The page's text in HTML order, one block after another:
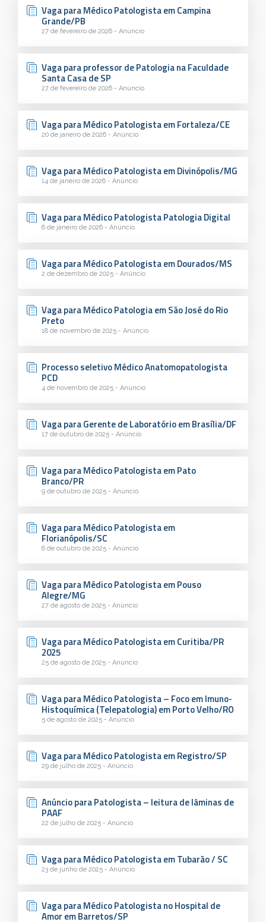
Vaga para Médico Patologista em Campina
Grande/PB
27 de fevereiro de 2026 - Anúncio
Vaga para professor de Patologia na Faculdade
Santa Casa de SP
27 de fevereiro de 2026 - Anúncio
Vaga para Médico Patologista em Fortaleza/CE
20 de janeiro de 2026 - Anúncio
Vaga para Médico Patologista em Divinópolis/MG
14 de janeiro de 2026 - Anúncio
Vaga para Médico Patologista Patologia Digital
6 de janeiro de 2026 - Anúncio
Vaga para Médico Patologista em Dourados/MS
2 de dezembro de 2025 - Anúncio
Vaga para Médico Patologia em São José do Rio
Preto
18 de novembro de 2025 - Anúncio
Processo seletivo Médico Anatomopatologista
PCD
4 de novembro de 2025 - Anúncio
Vaga para Gerente de Laboratório em Brasília/DF
17 de outubro de 2025 - Anúncio
Vaga para Médico Patologista em Pato
Branco/PR
9 de outubro de 2025 - Anúncio
Vaga para Médico Patologista em
Florianópolis/SC
6 de outubro de 2025 - Anúncio
Vaga para Médico Patologista em Pouso
Alegre/MG
27 de agosto de 2025 - Anúncio
Vaga para Médico Patologista em Curitiba/PR
2025
25 de agosto de 2025 - Anúncio
Vaga para Médico Patologista – Foco em Imuno-
Histoquímica (Telepatologia) em Porto Velho/RO
5 de agosto de 2025 - Anúncio
Vaga para Médico Patologista em Registro/SP
29 de julho de 2025 - Anúncio
Anúncio para Patologista – leitura de lâminas de
PAAF
22 de julho de 2025 - Anúncio
Vaga para Médico Patologista em Tubarão / SC
23 de junho de 2025 - Anúncio
Vaga para Médico Patologista no Hospital de
Amor em Barretos/SP